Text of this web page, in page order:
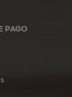
PAGO